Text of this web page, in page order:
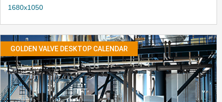
1680x1050
GOLDEN VALVE DESKTOP CALENDAR